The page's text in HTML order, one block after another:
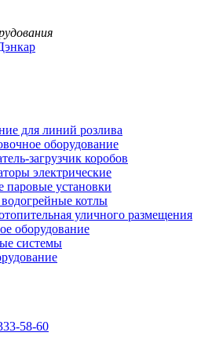
для линий розлива
оборудование
загрузчик коробов
электрические
установки
котлы
уличного размещения
оборудование
системы
58-60